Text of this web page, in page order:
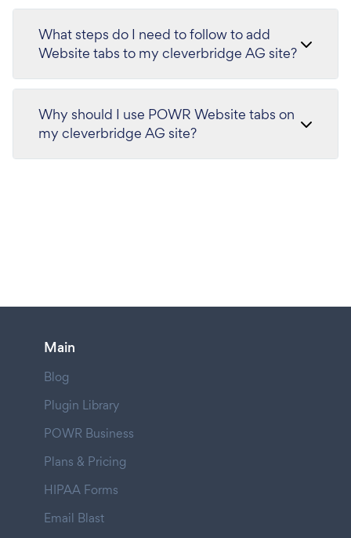
What steps do I need to follow to add
Website tabs to my cleverbridge AG site?
Why should I use POWR Website tabs on
my cleverbridge AG site?
Main
Blog
Plugin Library
POWR Business
Plans & Pricing
HIPAA Forms
Email Blast